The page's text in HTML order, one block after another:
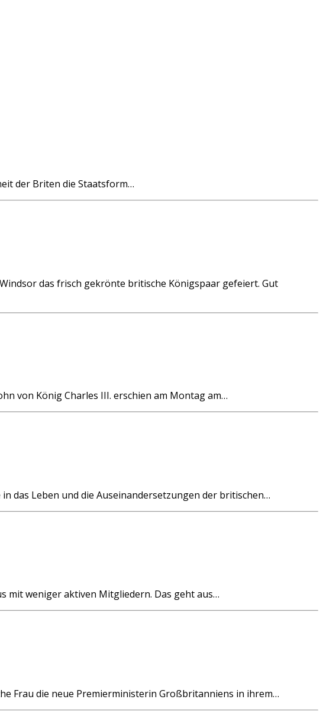
der Briten die Staatsform…
das frisch gekrönte britische Königspaar gefeiert. Gut
von König Charles III. erschien am Montag am…
in das Leben und die Auseinandersetzungen der britischen…
mit weniger aktiven Mitgliedern. Das geht aus…
Frau die neue Premierministerin Großbritanniens in ihrem…